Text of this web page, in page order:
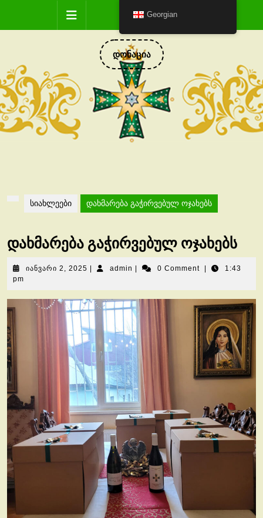
content
Button
დონაცია
DONATE
NOW
სიახლეები დახმარება გაჭირვებულ ოჯახებს
დახმარება გაჭირვებულ ოჯახებს
იანვარი 2, 2025 იანვარი
2025
admin admin 0 Comment
1:43
pm
Georgian